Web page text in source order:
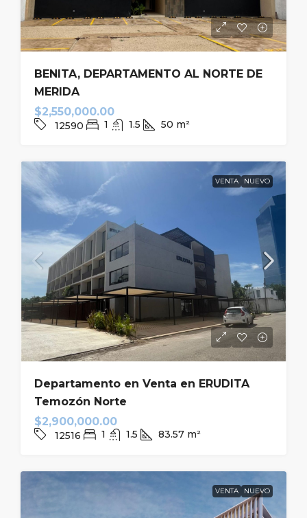
BENITA, DEPARTAMENTO AL NORTE DE
MERIDA
$2,550,000.00
12590 1 1.5 50 m²
VENTA NUEVO
Departamento en Venta en ERUDITA
Temozón Norte
$2,900,000.00
12516 1 1.5 83.57 m²
VENTA NUEVO